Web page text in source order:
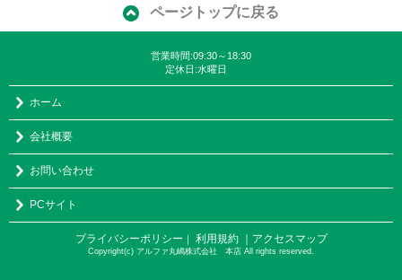
ページトップに戻る
営業時間:09:30～18:30
定休日:水曜日
ホーム
会社概要
お問い合わせ
PCサイト
プライバシーポリシー ｜ 利用規約 ｜アクセスマップ
Copyright(c) アルファ丸嶋株式会社 本店 All rights reserved.